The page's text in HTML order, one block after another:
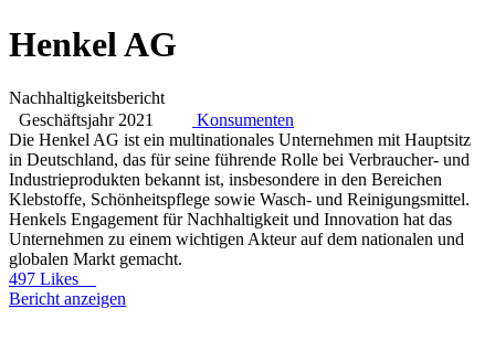
Henkel AG
Nachhaltigkeitsbericht
Geschäftsjahr 2021
Konsumenten
Die Henkel AG ist ein multinationales Unternehmen mit Hauptsitz
in Deutschland, das für seine führende Rolle bei Verbraucher- und
Industrieprodukten bekannt ist, insbesondere in den Bereichen
Klebstoffe, Schönheitspflege sowie Wasch- und Reinigungsmittel.
Henkels Engagement für Nachhaltigkeit und Innovation hat das
Unternehmen zu einem wichtigen Akteur auf dem nationalen und
globalen Markt gemacht.
497 Likes
Bericht anzeigen